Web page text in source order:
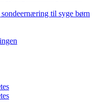
til syge børn